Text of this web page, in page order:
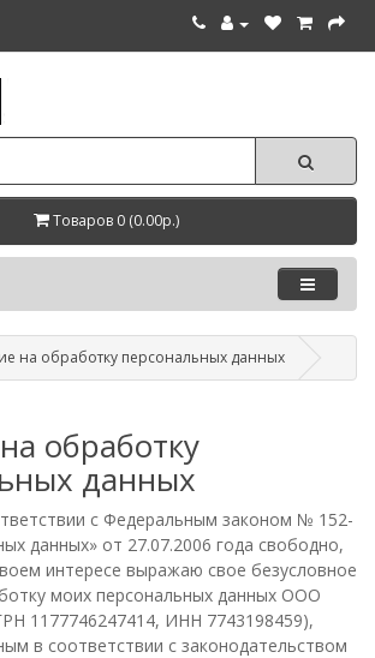
Товаров 0 (0.00р.)
на обработку персональных данных
обработку
данных
с Федеральным законом № 152-
данных» от 27.07.2006 года свободно,
интересе выражаю свое безусловное
моих персональных данных ООО
1177746247414, ИНН 7743198459),
в соответствии с законодательством